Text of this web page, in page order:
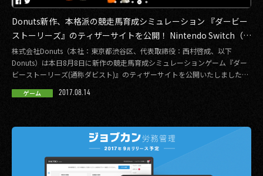
Donuts新作、本格派の競走馬育成シミュレーション 『ダービー
ストーリーズ』のティザーサイトを公開！ Nintendo Switch（ニ
ンテンドースイッチ）など豪華賞品が当たる Twitterキャンペー
ンも実施！
株式会社Donuts（本社：東京都渋谷区、代表取締役：西村啓成、以下
Donuts）は本日8月8日に新作の競走馬育成シミュレーションゲーム『ダー
ビーストーリーズ(通称ダビスト)』のティザーサイトを公開いたしましたの
ゲーム 2017.08.14